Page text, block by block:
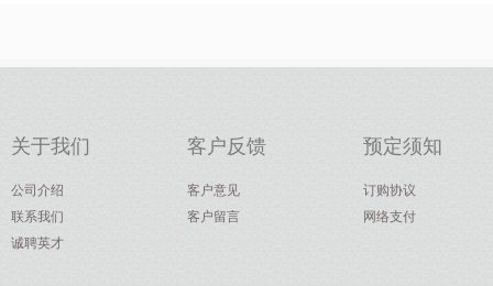
关于我们
公司介绍
联系我们
诚聘英才
客户反馈
客户意见
客户留言
预定须知
订购协议
网络支付